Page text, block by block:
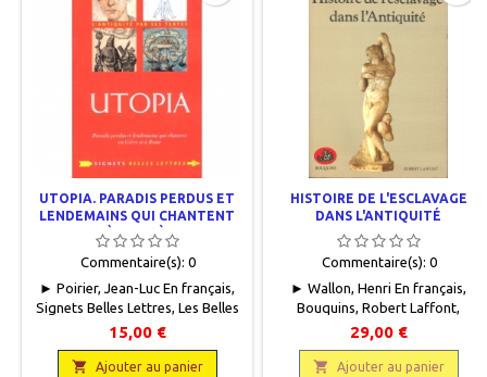
UTOPIA. PARADIS PERDUS ET
LENDEMAINS QUI CHANTENT
EN GRÈCE ET À ROME
Commentaire(s): 0
► Poirier, Jean-Luc En français,
Signets Belles Lettres, Les Belles
Lettres, 2022, 11 x 18, XXVIII +
340 pages dont 3 cartes. Index.
Bibliographie, broché. Neuf.
15,00 €
 Ajouter au panier
HISTOIRE DE L'ESCLAVAGE
DANS L'ANTIQUITÉ
Commentaire(s): 0
► Wallon, Henri En français,
Bouquins, Robert Laffont,
1988,13 x 20, 1101 pages,
broché, occasion. Bon état.
Bords des pages intérieures
29,00 €
 Ajouter au panier